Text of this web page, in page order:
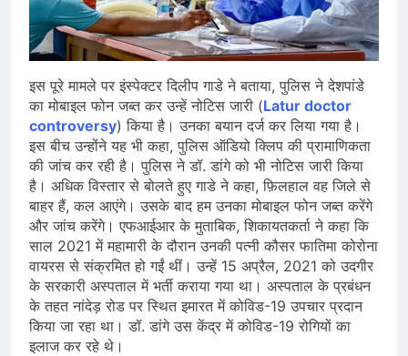
इस पूरे मामले पर इंस्पेक्टर दिलीप गाडे ने बताया, पुलिस ने देशपांडे
का मोबाइल फोन जब्त कर उन्हें नोटिस जारी (Latur doctor
controversy) किया है। उनका बयान दर्ज कर लिया गया है।
इस बीच उन्होंने यह भी कहा, पुलिस ऑडियो क्लिप की प्रामाणिकता
की जांच कर रही है। पुलिस ने डॉ. डांगे को भी नोटिस जारी किया
है। अधिक विस्तार से बोलते हुए गाडे ने कहा, फ़िलहाल वह जिले से
बाहर हैं, कल आएंगे। उसके बाद हम उनका मोबाइल फोन जब्त करेंगे
और जांच करेंगे। एफआईआर के मुताबिक, शिकायतकर्ता ने कहा कि
साल 2021 में महामारी के दौरान उनकी पत्नी कौसर फातिमा कोरोना
वायरस से संक्रमित हो गईं थीं। उन्हें 15 अप्रैल, 2021 को उदगीर
के सरकारी अस्पताल में भर्ती कराया गया था। अस्पताल के प्रबंधन
के तहत नांदेड़ रोड पर स्थित इमारत में कोविड-19 उपचार प्रदान
किया जा रहा था। डॉ. डांगे उस केंद्र में कोविड-19 रोगियों का
इलाज कर रहे थे।